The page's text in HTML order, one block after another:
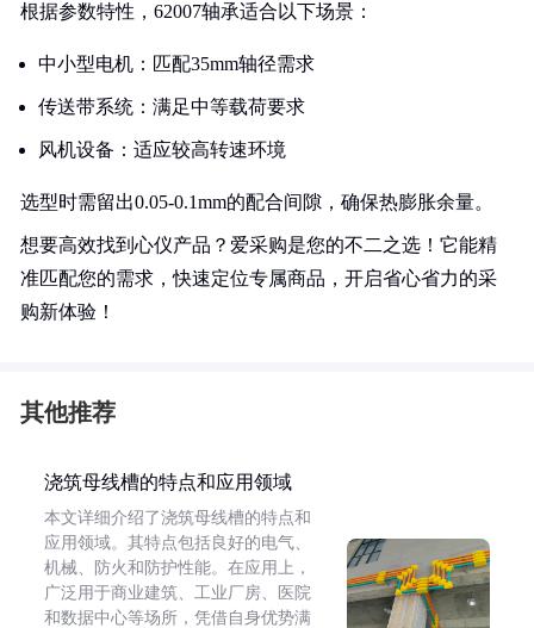
根据参数特性，62007轴承适合以下场景：
中小型电机：匹配35mm轴径需求
传送带系统：满足中等载荷要求
风机设备：适应较高转速环境
选型时需留出0.05-0.1mm的配合间隙，确保热膨胀余量。
想要高效找到心仪产品？爱采购是您的不二之选！它能精
准匹配您的需求，快速定位专属商品，开启省心省力的采
购新体验！
其他推荐
浇筑母线槽的特点和应用领域
本文详细介绍了浇筑母线槽的特点和
应用领域。其特点包括良好的电气、
机械、防火和防护性能。在应用上，
广泛用于商业建筑、工业厂房、医院
和数据中心等场所，凭借自身优势满